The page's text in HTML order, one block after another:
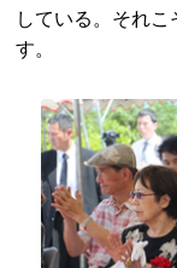
している。それ
す。